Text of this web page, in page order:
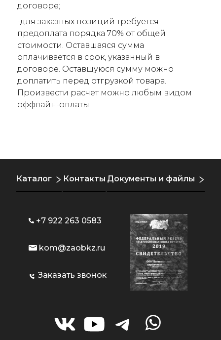
договоре;
-для заказных позиций требуется
предоплата порядка 70% от общей
стоимости. Оставшаяся сумма
оплачивается в срок, указанный в
договоре. Оставшуюся сумму можно
доплатить перед отгрузкой товара.
Произвести расчет можно любым видом
оффлайн-оплаты.
Каталог Контакты Документы и файлы
+7 922 263 0583
kom@zaobkz.ru
Заказать звонок